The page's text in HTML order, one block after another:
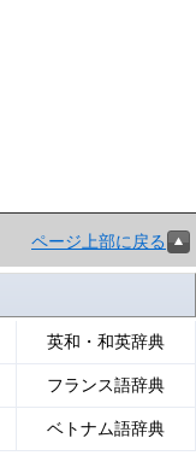
ページ上部に戻る
英和・和英辞典
フランス語辞典
ベトナム語辞典